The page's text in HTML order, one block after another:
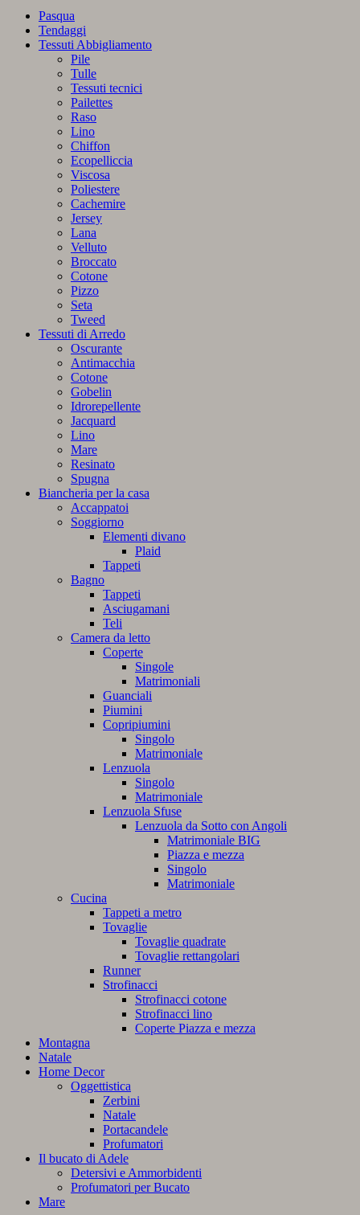
Cotone
Piazza
Pasqua
Tendaggi
Tessuti Abbigliamento
Pile
Tulle
Tessuti tecnici
Pailettes
Raso
Lino
Chiffon
Ecopelliccia
Viscosa
Poliestere
Cachemire
Jersey
Lana
Velluto
Broccato
Cotone
Pizzo
Seta
Tweed
Tessuti di Arredo
Oscurante
Antimacchia
Cotone
Gobelin
Idrorepellente
Jacquard
Lino
Mare
Resinato
Spugna
Biancheria per la casa
Accappatoi
Soggiorno
Elementi divano
Plaid
Tappeti
Bagno
Tappeti
Asciugamani
Teli
Camera da letto
Coperte
Singole
Matrimoniali
Guanciali
Piumini
Copripiumini
Singolo
Matrimoniale
Lenzuola
Singolo
Matrimoniale
Lenzuola Sfuse
Lenzuola da Sotto con Angoli
Matrimoniale BIG
Piazza e mezza
Singolo
Matrimoniale
Cucina
Tappeti a metro
Tovaglie
Tovaglie quadrate
Tovaglie rettangolari
Runner
Strofinacci
Strofinacci cotone
Strofinacci lino
Coperte Piazza e mezza
Montagna
Natale
Home Decor
Oggettistica
Zerbini
Natale
Portacandele
Profumatori
Il bucato di Adele
Detersivi e Ammorbidenti
Profumatori per Bucato
Mare